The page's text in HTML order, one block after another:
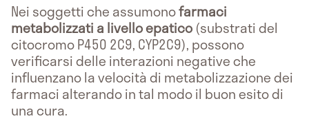
Nei soggetti che assumonofarmaci
metabolizzati a livello epatico (substrati del
citocromo P450 2C9, CYP2C9), possono
verificarsi delle interazioni negative che
influenzano la velocità di metabolizzazione dei
farmaci alterando in tal modo il buon esito di
una cura.